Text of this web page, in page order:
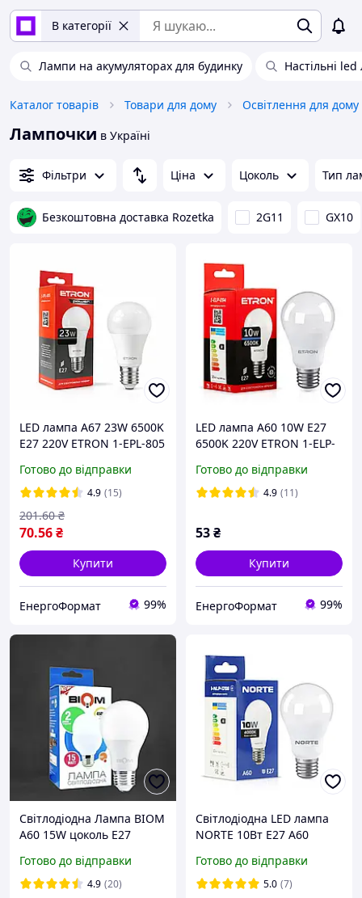
В категорії
Лампи на акумуляторах для будинку Настільні
Каталог товарів Товари для дому Освітлення для дому
Лампочки в Україні
Фільтри Ціна Цоколь Тип
Безкоштовна доставка Rozetka 2G11 GX10
LED лампа A67 23W 6500K
E27 220V ETRON 1-EPL-805
Готово до відправки
4.9 (15)
70.56₴
201.60 ₴
Купити
ЕнергоФормат 99%
LED лампа A60 10W Е27
6500K 220V ETRON 1-ELP-
Готово до відправки
4.9 (11)
53₴
Купити
ЕнергоФормат 99%
Світлодіодна Лампа BIOM
A60 15W цоколь E27
білий
Готово до відправки
4.9 (20)
Світлодіодна LED лампа
NORTE 10Вт E27 A60
Готово до відправки
5.0 (7)